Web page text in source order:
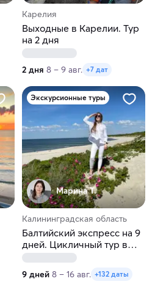
Карелия
Выходные в Карелии. Тур
на 2 дня
2 дня 8 – 9 авг. +7 дат
Экскурсионные туры
Марина Т.
Калининградская область
Балтийский экспресс на 9
дней. Цикличный тур в
Калининград
9 дней 8 – 16 авг. +132 даты